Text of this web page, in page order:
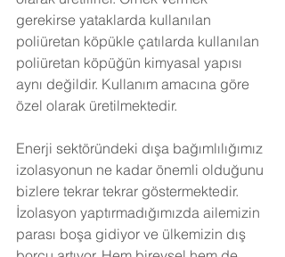
gerekirse yataklarda kullanılan
poliüretan köpükle çatılarda kullanılan
poliüretan köpüğün kimyasal yapısı
aynı değildir. Kullanım amacına göre
özel olarak üretilmektedir.
Enerji sektöründeki dışa bağımlılığımız
izolasyonun ne kadar önemli olduğunu
bizlere tekrar tekrar göstermektedir.
İzolasyon yaptırmadığımızda ailemizin
parası boşa gidiyor ve ülkemizin dış